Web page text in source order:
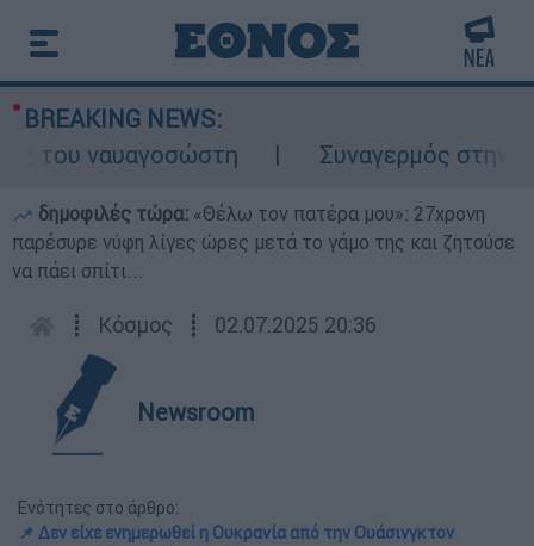
BREAKING NEWS:
ναυαγοσώστη
Συναγερμός στην
δημοφιλές τώρα: «Θέλω τον πατέρα μου»: 27χρονη
παρέσυρε νύφη λίγες ώρες μετά το γάμο της και ζητούσε
να πάει σπίτι...
┋ Κόσμος ┋ 02.07.2025 20:36
Newsroom
Ενότητες στο άρθρο:
📌 Δεν είχε ενημερωθεί η Ουκρανία από την Ουάσινγκτον